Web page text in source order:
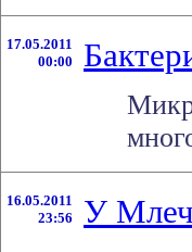
17.05.2011
00:00
16.05.2011
23:56
У